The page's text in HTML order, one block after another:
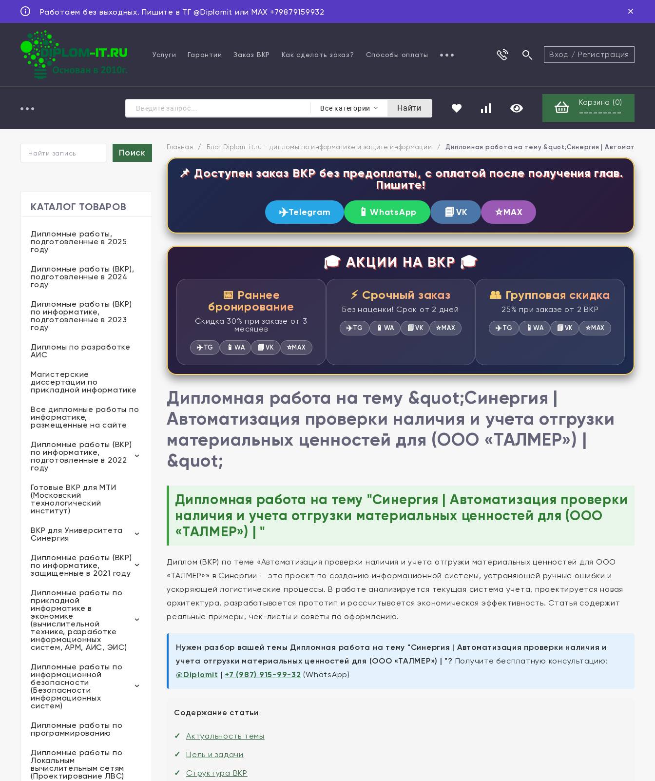
Работаем без выходных. Пишите в ТГ @Diplomit или MAX +79879159932
Услуги Гарантии Заказ ВКР Как сделать заказ? Способы оплаты Вход / Регистрация
Все категории Найти
Корзина (0)
---------
КАТАЛОГ ТОВАРОВ
Дипломные работы,
подготовленные в 2025
году
Дипломные работы (ВКР),
подготовленные в 2024
году
Дипломные работы (ВКР)
по информатике,
подготовленные в 2023
году
Дипломы по разработке
АИС
Магистерские
диссертации по
прикладной информатике
Все дипломные работы по
информатике,
размещенные на сайте
Дипломные работы (ВКР)
по информатике,
подготовленные в 2022
году
Готовые ВКР для МТИ
(Московский
технологический
институт)
ВКР для Университета
Синергия
Дипломные работы (ВКР)
по информатике,
защищенные в 2021 году
Дипломные работы по
прикладной
информатике в
экономике
(вычислительной
технике, разработке
информационных
систем, АРМ, АИС, ЭИС)
Дипломные работы по
информационной
безопасности
(Безопасности
информационных
систем)
Дипломные работы по
программированию
Дипломные работы по
Локальным
вычислительным сетям
(Проектирование ЛВС)
Главная / Блог Diplom-it.ru - дипломы по информатике и защите информации / Дипломная работа на тему &quot;Синергия |
📌 Доступен заказ ВКР без предоплаты, с оплатой после получения глав.
Пишите!
✈️Telegram 📱WhatsApp 📘VK ⭐MAX
🎓 АКЦИИ НА ВКР 🎓
📅 Раннее
бронирование
Скидка 30% при заказе от 3
месяцев
✈️TG 📱 WA 📘VK ⭐MAX
⚡ Срочный заказ
Без наценки! Срок от 2 дней
✈️TG 📱 WA 📘 VK ⭐MAX
👥 Групповая скидка
25% при заказе от 2 ВКР
✈️TG 📱WA 📘 VK ⭐MAX
Дипломная работа на тему &quot;Синергия |
Автоматизация проверки наличия и учета отгрузки
материальных ценностей для (ООО «ТАЛМЕР») |
&quot;
Дипломная работа на тему "Синергия | Автоматизация проверки
наличия и учета отгрузки материальных ценностей для (ООО
«ТАЛМЕР») | "
Диплом (ВКР) по теме «Автоматизация проверки наличия и учета отгрузки материальных ценностей для ООО
«ТАЛМЕР»» в Синергии — это проект по созданию информационной системы, устраняющей ручные ошибки и
ускоряющей логистические процессы. В работе анализируется текущая система учета, проектируется новая
архитектура, разрабатывается прототип и рассчитывается экономическая эффективность. Статья содержит
реальные примеры, чек-листы и советы по оформлению.
Нужен разбор вашей темы Дипломная работа на тему "Синергия | Автоматизация проверки наличия и
учета отгрузки материальных ценностей для (ООО «ТАЛМЕР») | "? Получите бесплатную консультацию:
@Diplomit | +7 (987) 915-99-32 (WhatsApp)
Содержание статьи
Актуальность темы
Цель и задачи
Структура ВКР